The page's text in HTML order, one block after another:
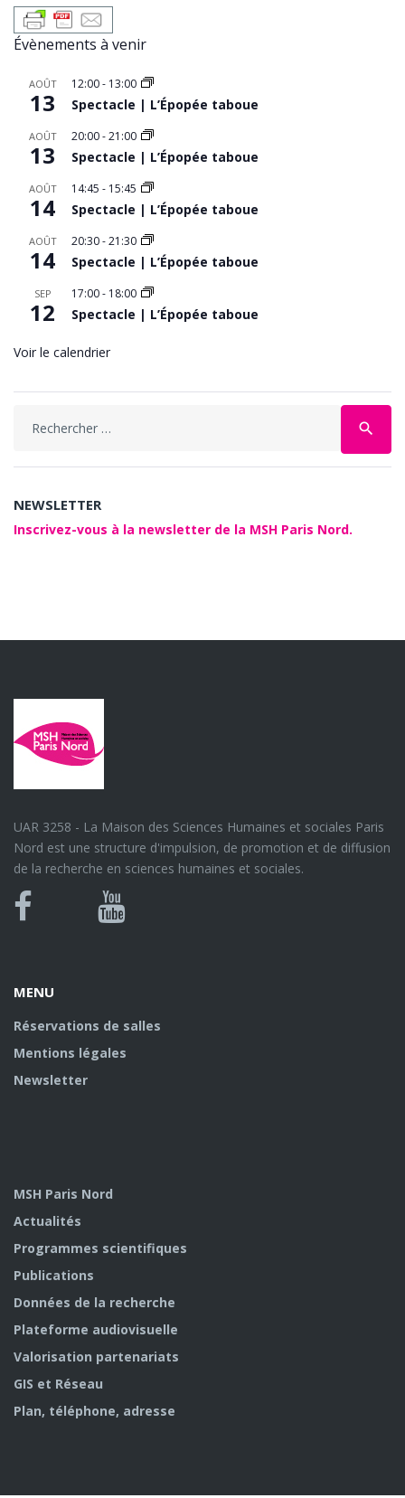
Évènements à venir
AOÛT
13
12:00- 13:00
Spectacle | L’Épopée taboue
AOÛT
13
20:00-21:00
Spectacle | L’Épopée taboue
AOÛT
14
14:45 - 15:45
Spectacle | L’Épopée taboue
AOÛT
14
20:30-21:30
Spectacle | L’Épopée taboue
SEP
12
17:00- 18:00
Spectacle | L’Épopée taboue
Voir le calendrier
search
NEWSLETTER
Inscrivez-vous à la newsletter de la MSH Paris Nord.
UAR 3258 - La Maison des Sciences Humaines et sociales Paris
Nord est une structure d'impulsion, de promotion et de diffusion
de la recherche en sciences humaines et sociales.
Bluesky
Canal
MENU
Réservations de salles
Mentions légales
Newsletter
MSH Paris Nord
Actualités
Programmes scientifiques
Publications
Données de la recherche
Plateforme audiovisuelle
Valorisation partenariats
GIS et Réseau
Plan, téléphone, adresse